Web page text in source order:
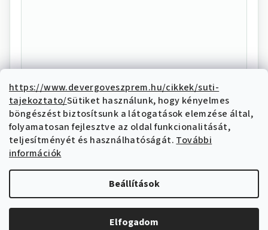
https://www.devergoveszprem.hu/cikkek/suti-
tajekoztato/Sütiket használunk, hogy kényelmes
böngészést biztosítsunk a látogatások elemzése által,
folyamatosan fejlesztve az oldal funkcionalitását,
teljesítményét és használhatóságát. További
információk
Beállítások
Elfogadom
Az "Elállás megerősítése"
megnyomásával Ön elektronikus úton
elállási nyilatkozatot tesz és nyilatkozik,
hogy megismerte és elfogadja az elállási
funkcióval kapcsolatban az
tájékoztatóbanírtakat.